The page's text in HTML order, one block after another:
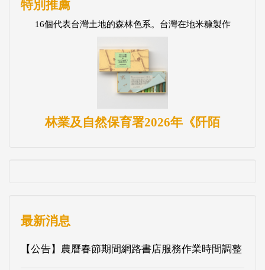
特別推薦
16個代表台灣土地的森林色系。台灣在地米糠製作
林業及自然保育署2026年《阡陌
最新消息
【公告】農曆春節期間網路書店服務作業時間調整